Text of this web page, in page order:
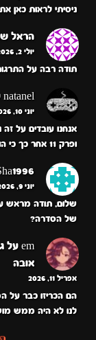
ניסיתי לראות כאן
הראל
יולי 2, 2026
תודה רבה על
natanel
יוני 10, 2026
ופרק 11 אחר כך כי הוא פרק של…
יוני 9, 2026
שלום, תודה מראש
של הסדרה?
em על
אובה
אפריל 11, 2026
הם הכריזו כבר על
לנו לא היה ממש